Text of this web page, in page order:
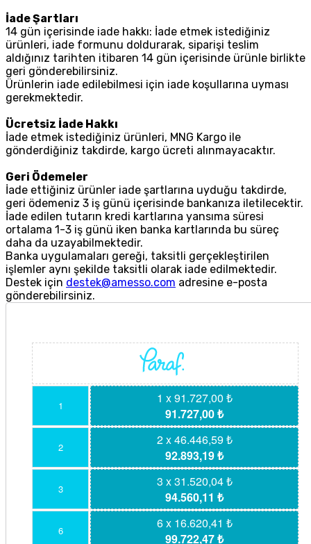
İade Şartları
14 gün içerisinde iade hakkı: İade etmek istediğiniz
ürünleri, iade formunu doldurarak, siparişi teslim
aldığınız tarihten itibaren 14 gün içerisinde ürünle birlikte
geri gönderebilirsiniz.
Ürünlerin iade edilebilmesi için iade koşullarına uyması
gerekmektedir.
Ücretsiz İade Hakkı
İade etmek istediğiniz ürünleri, MNG Kargo ile
gönderdiğiniz takdirde, kargo ücreti alınmayacaktır.
Geri Ödemeler
İade ettiğiniz ürünler iade şartlarına uyduğu takdirde,
geri ödemeniz 3 iş günü içerisinde bankanıza iletilecektir.
İade edilen tutarın kredi kartlarına yansıma süresi
ortalama 1-3 iş günü iken banka kartlarında bu süreç
daha da uzayabilmektedir.
Banka uygulamaları gereği, taksitli gerçekleştirilen
işlemler aynı şekilde taksitli olarak iade edilmektedir.
Destek için destek@amesso.com adresine e-posta
gönderebilirsiniz.
1
1 x 91.727,00 ₺
91.727,00 ₺
2
2 x 46.446,59 ₺
92.893,19 ₺
3
3 x 31.520,04 ₺
94.560,11 ₺
6
6 x 16.620,41 ₺
99.722,47 ₺